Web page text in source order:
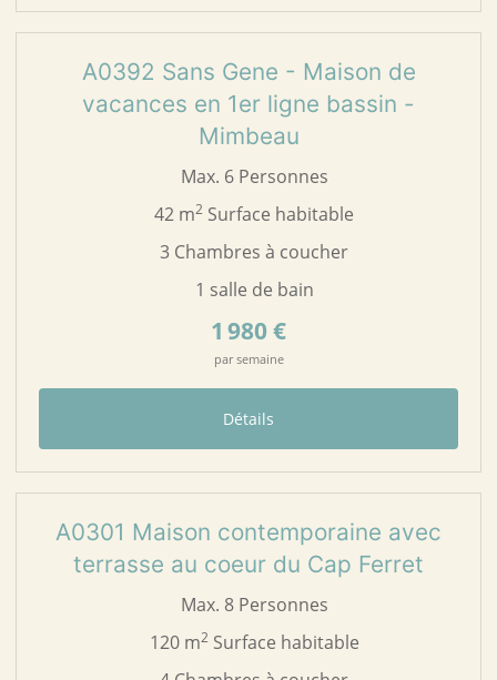
19 A0392
A0392 Sans Gene - Maison de
vacances en 1er ligne bassin -
Mimbeau
Max. 6 Personnes
42 m2 Surface habitable
3 Chambres à coucher
1 salle de bain
1 980 €
par semaine
Détails
23 A0301
A0301 Maison contemporaine avec
terrasse au coeur du Cap Ferret
Max. 8 Personnes
120 m2Surface habitable